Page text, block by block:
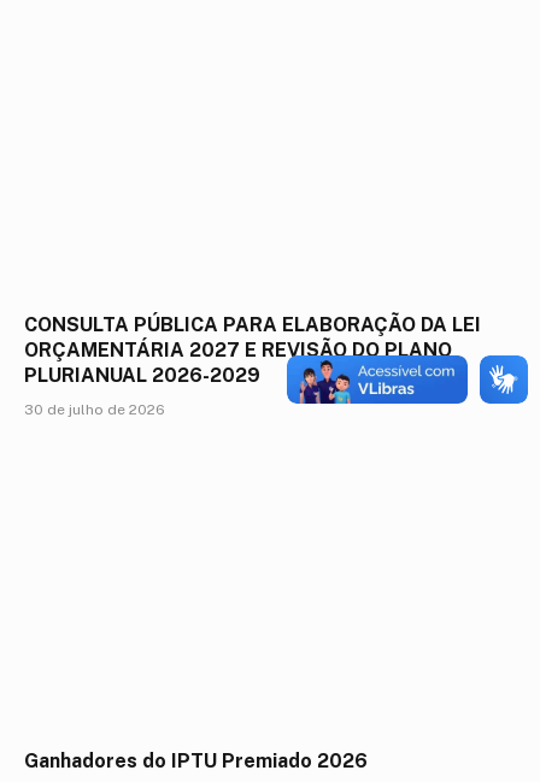
CONSULTA PÚBLICA PARA ELABORAÇÃO DA LEI
ORÇAMENTÁRIA 2027 E REVISÃO DO PLANO
PLURIANUAL 2026-2029
30 de julho de 2026
Ganhadores do IPTU Premiado 2026